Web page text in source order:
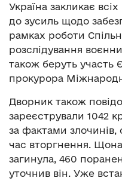
Україна закликає
до зусиль щодо
рамках роботи
розслідування
також беруть участь
прокурора
Дворник також
зареєстрували 1042
за фактами злочинів,
час вторгнення.
загинула, 460
уточнив він. Уже